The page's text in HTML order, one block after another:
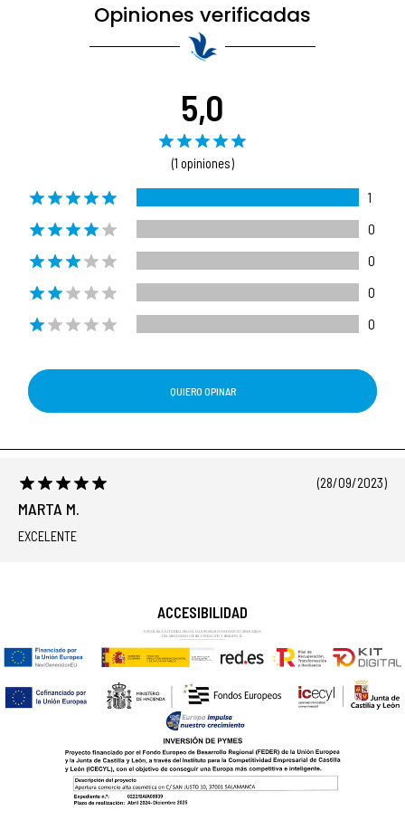
Opiniones verificadas
5,0
(1 opiniones)
1
0
0
0
0
QUIERO OPINAR
MARTA M.
(28/09/2023)
EXCELENTE
ACCESIBILIDAD